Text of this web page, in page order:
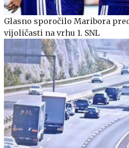
Glasno sporočilo Maribora
vijoličasti na vrhu 1. SNL